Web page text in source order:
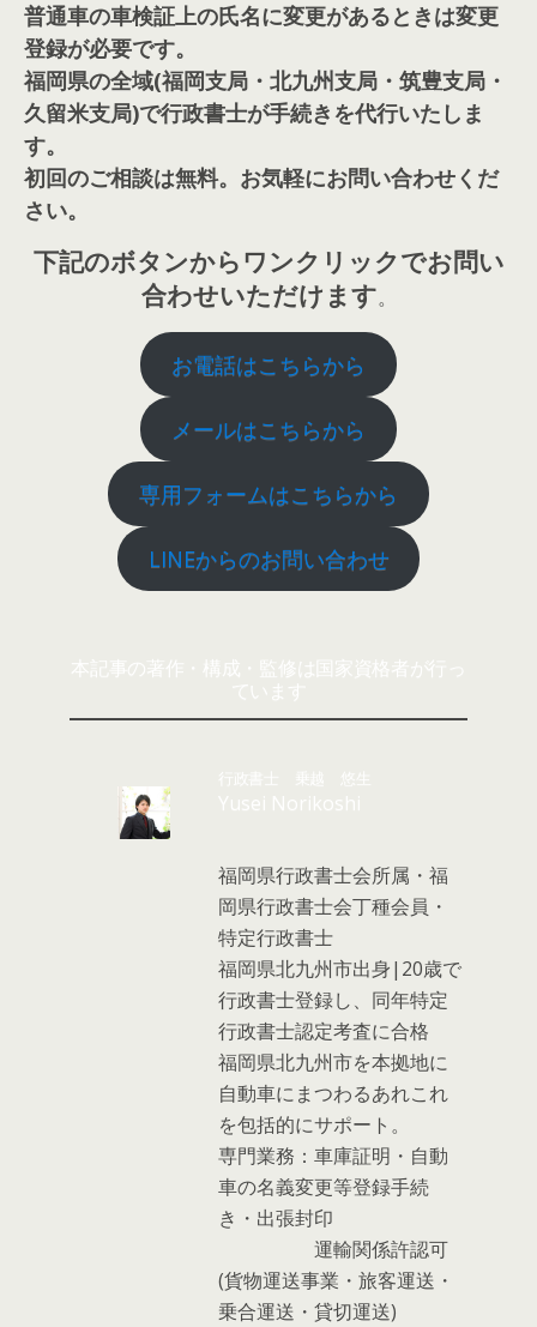
普通車の車検証上の氏名に変更があるときは変更
登録が必要です。
福岡県の全域(福岡支局・北九州支局・筑豊支局・
久留米支局)で行政書士が手続きを代行いたしま
す。
初回のご相談は無料。お気軽にお問い合わせくだ
さい。
下記のボタンからワンクリックでお問い
合わせいただけます。
お電話はこちらから
メールはこちらから
専用フォームはこちらから
LINEからのお問い合わせ
本記事の著作・構成・監修は国家資格者が行っ
ています
行政書士 乗越 悠生
Yusei Norikoshi
福岡県行政書士会所属・福
岡県行政書士会丁種会員・
特定行政書士
福岡県北九州市出身|20歳で
行政書士登録し、同年特定
行政書士認定考査に合格
福岡県北九州市を本拠地に
自動車にまつわるあれこれ
を包括的にサポート。
専門業務：車庫証明・自動
車の名義変更等登録手続
き・出張封印
運輸関係許認可
(貨物運送事業・旅客運送・
乗合運送・貸切運送)